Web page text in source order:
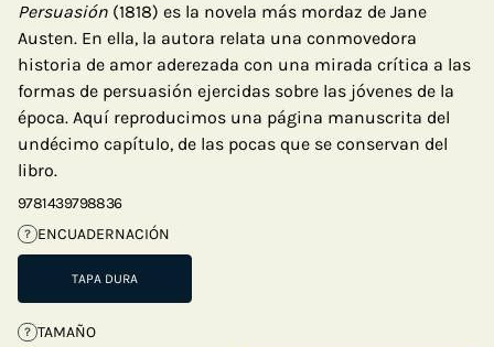
Persuasión (1818) es la novela más mordaz de Jane
Austen. En ella, la autora relata una conmovedora
historia de amor aderezada con una mirada crítica a las
formas de persuasión ejercidas sobre las jóvenes de la
época. Aquí reproducimos una página manuscrita del
undécimo capítulo, de las pocas que se conservan del
libro.
9781439798836
? ENCUADERNACIÓN
TAPA DURA
? TAMAÑO